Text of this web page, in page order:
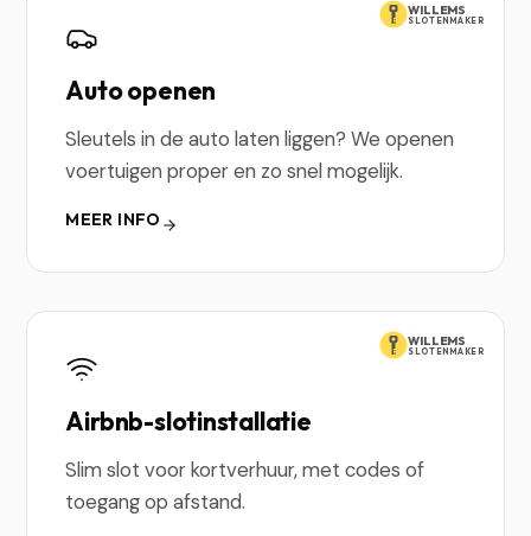
WILLEMS
SLOTENMAKER
Auto openen
Sleutels in de auto laten liggen? We openen
voertuigen proper en zo snel mogelijk.
MEER INFO
WILLEMS
SLOTENMAKER
Airbnb-slotinstallatie
Slim slot voor kortverhuur, met codes of
toegang op afstand.